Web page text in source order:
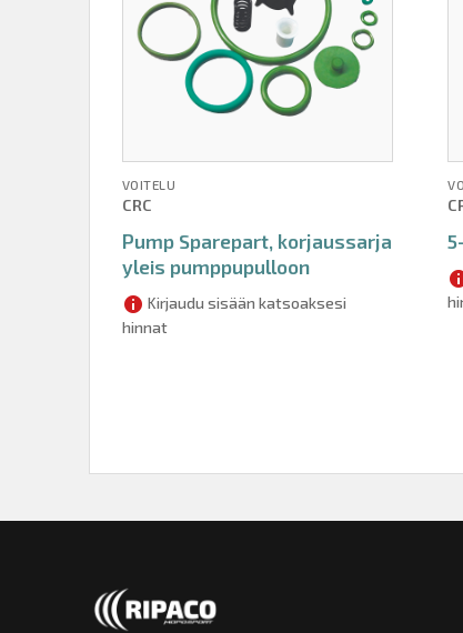
VOITELU
CRC
Pump Sparepart, korjaussarja
yleis pumppupulloon
Kirjaudu sisään katsoaksesi
hinnat